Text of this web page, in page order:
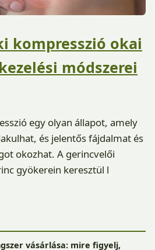
kompresszió okai
módszerei
egy olyan állapot, amely
és jelentős fájdalmat és
okozhat. A gerincvelői
gyökerein keresztül l
vásárlása: mire figyelj,